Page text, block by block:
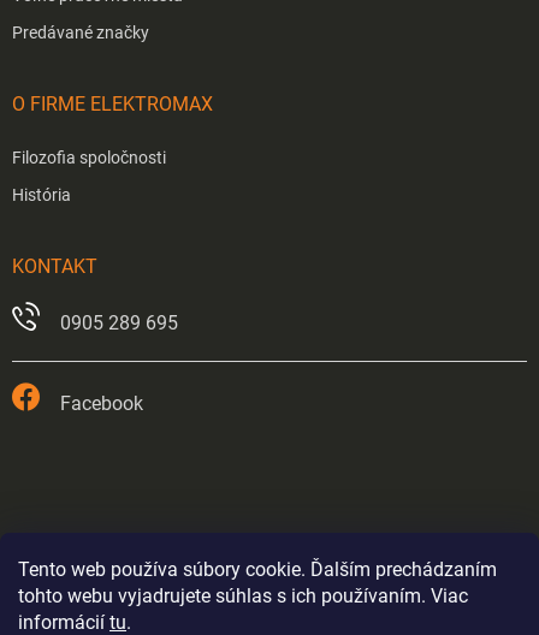
Tento web používa súbory cookie. Ďalším prechádzaním
tohto webu vyjadrujete súhlas s ich používaním. Viac
informácií tu.
Predávané značky
O FIRME ELEKTROMAX
Filozofia spoločnosti
História
KONTAKT
0905 289 695
Facebook